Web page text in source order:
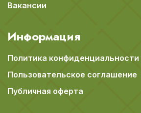
Вакансии
Информация
Политика конфиденциальности
Пользовательское соглашение
Публичная оферта